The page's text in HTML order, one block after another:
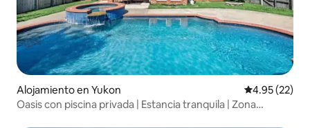
Alojamiento en Yukon Calificación
4.95 (22)
Oasis con piscina privada | Estancia tranquila | Zona